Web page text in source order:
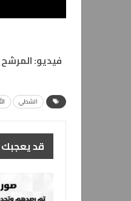
فيديو:
الشطي
قد يعجبك